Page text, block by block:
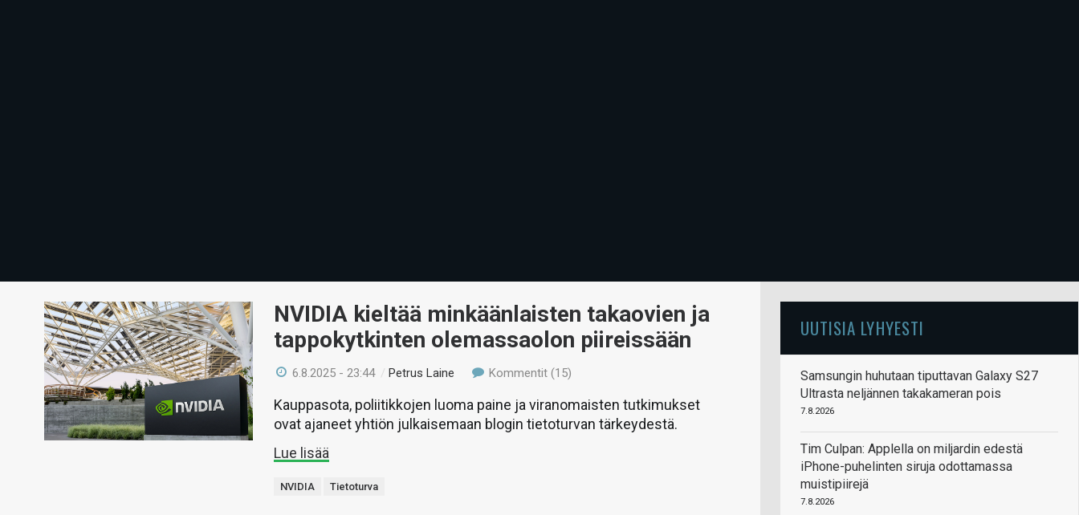
NVIDIA kieltää minkäänlaisten takaovien ja
tappokytkinten olemassaolon piireissään
6.8.2025 - 23:44 /Petrus Laine Kommentit (15)
Kauppasota, poliitikkojen luoma paine ja viranomaisten tutkimukset
ovat ajaneet yhtiön julkaisemaan blogin tietoturvan tärkeydestä.
Lue lisää
NVIDIA Tietoturva
UUTISIA LYHYESTI
Samsungin huhutaan tiputtavan Galaxy S27
Ultrasta neljännen takakameran pois
7.8.2026
Tim Culpan: Applella on miljardin edestä
iPhone-puhelinten siruja odottamassa
muistipiirejä
7.8.2026